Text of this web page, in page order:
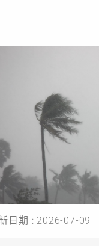
日期 : 2026-07-09